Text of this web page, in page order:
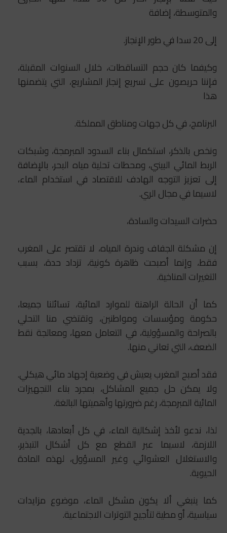
والمتوسطة، إضافة
إلى 20 سدا في طور الإنجاز.
وكيفما كان حجم التساقطات، خلال السنوات المقبلة،
فإننا حريصون على تسريع إنجاز المشاريع، التي يتضمنها
هذا
البرنامج، في كل جهات ومناطق المملكة.
ونخص بالذكر، استكمال بناء السدود المبرمجة، وشبكات
الربط المائي البيني، ومحطات تحلية مياه البحر، بالإضافة
إلى تعزيز التوجه الهادف للاقتصاد في استخدام الماء،
لاسيما في مجال الري.
حضرات السيدات والسادة،
إن مشكلة الجفاف وندرة المياه، لا تقتصر على المغرب
فقط، وإنما أصبحت ظاهرة كونية، تزداد حدة، بسبب
التغيرات المناخية.
كما أن الحالة الراهنة للموارد المائية، تسائلنا جميعا،
حكومة ومؤسسات ومواطنين، وتقتضي منا التحلي
بالصراحة والمسؤولية، في التعامل معها، ومعالجة نقط
الضعف، التي تعاني منها.
فقد أصبح المغرب يعيش في وضعية إجهاد مائي هيكلي.
ولا يمكن حل جميع المشاكل، بمجرد بناء التجهيزات
المائية المبرمجة، رغم ضرورتها وأهميتها البالغة.
لذا، ندعو لأخذ إشكالية الماء، في كل أبعادها، بالجدية
اللازمة، لاسيما عبر القطع مع كل أشكال التبذير،
والاستغلال العشوائي وغير المسؤول، لهذه المادة
الحيوية.
كما ينبغي ألا يكون مشكل الماء، موضوع مزايدات
سياسية، أو مطية لتأجيج التوترات الاجتماعية.